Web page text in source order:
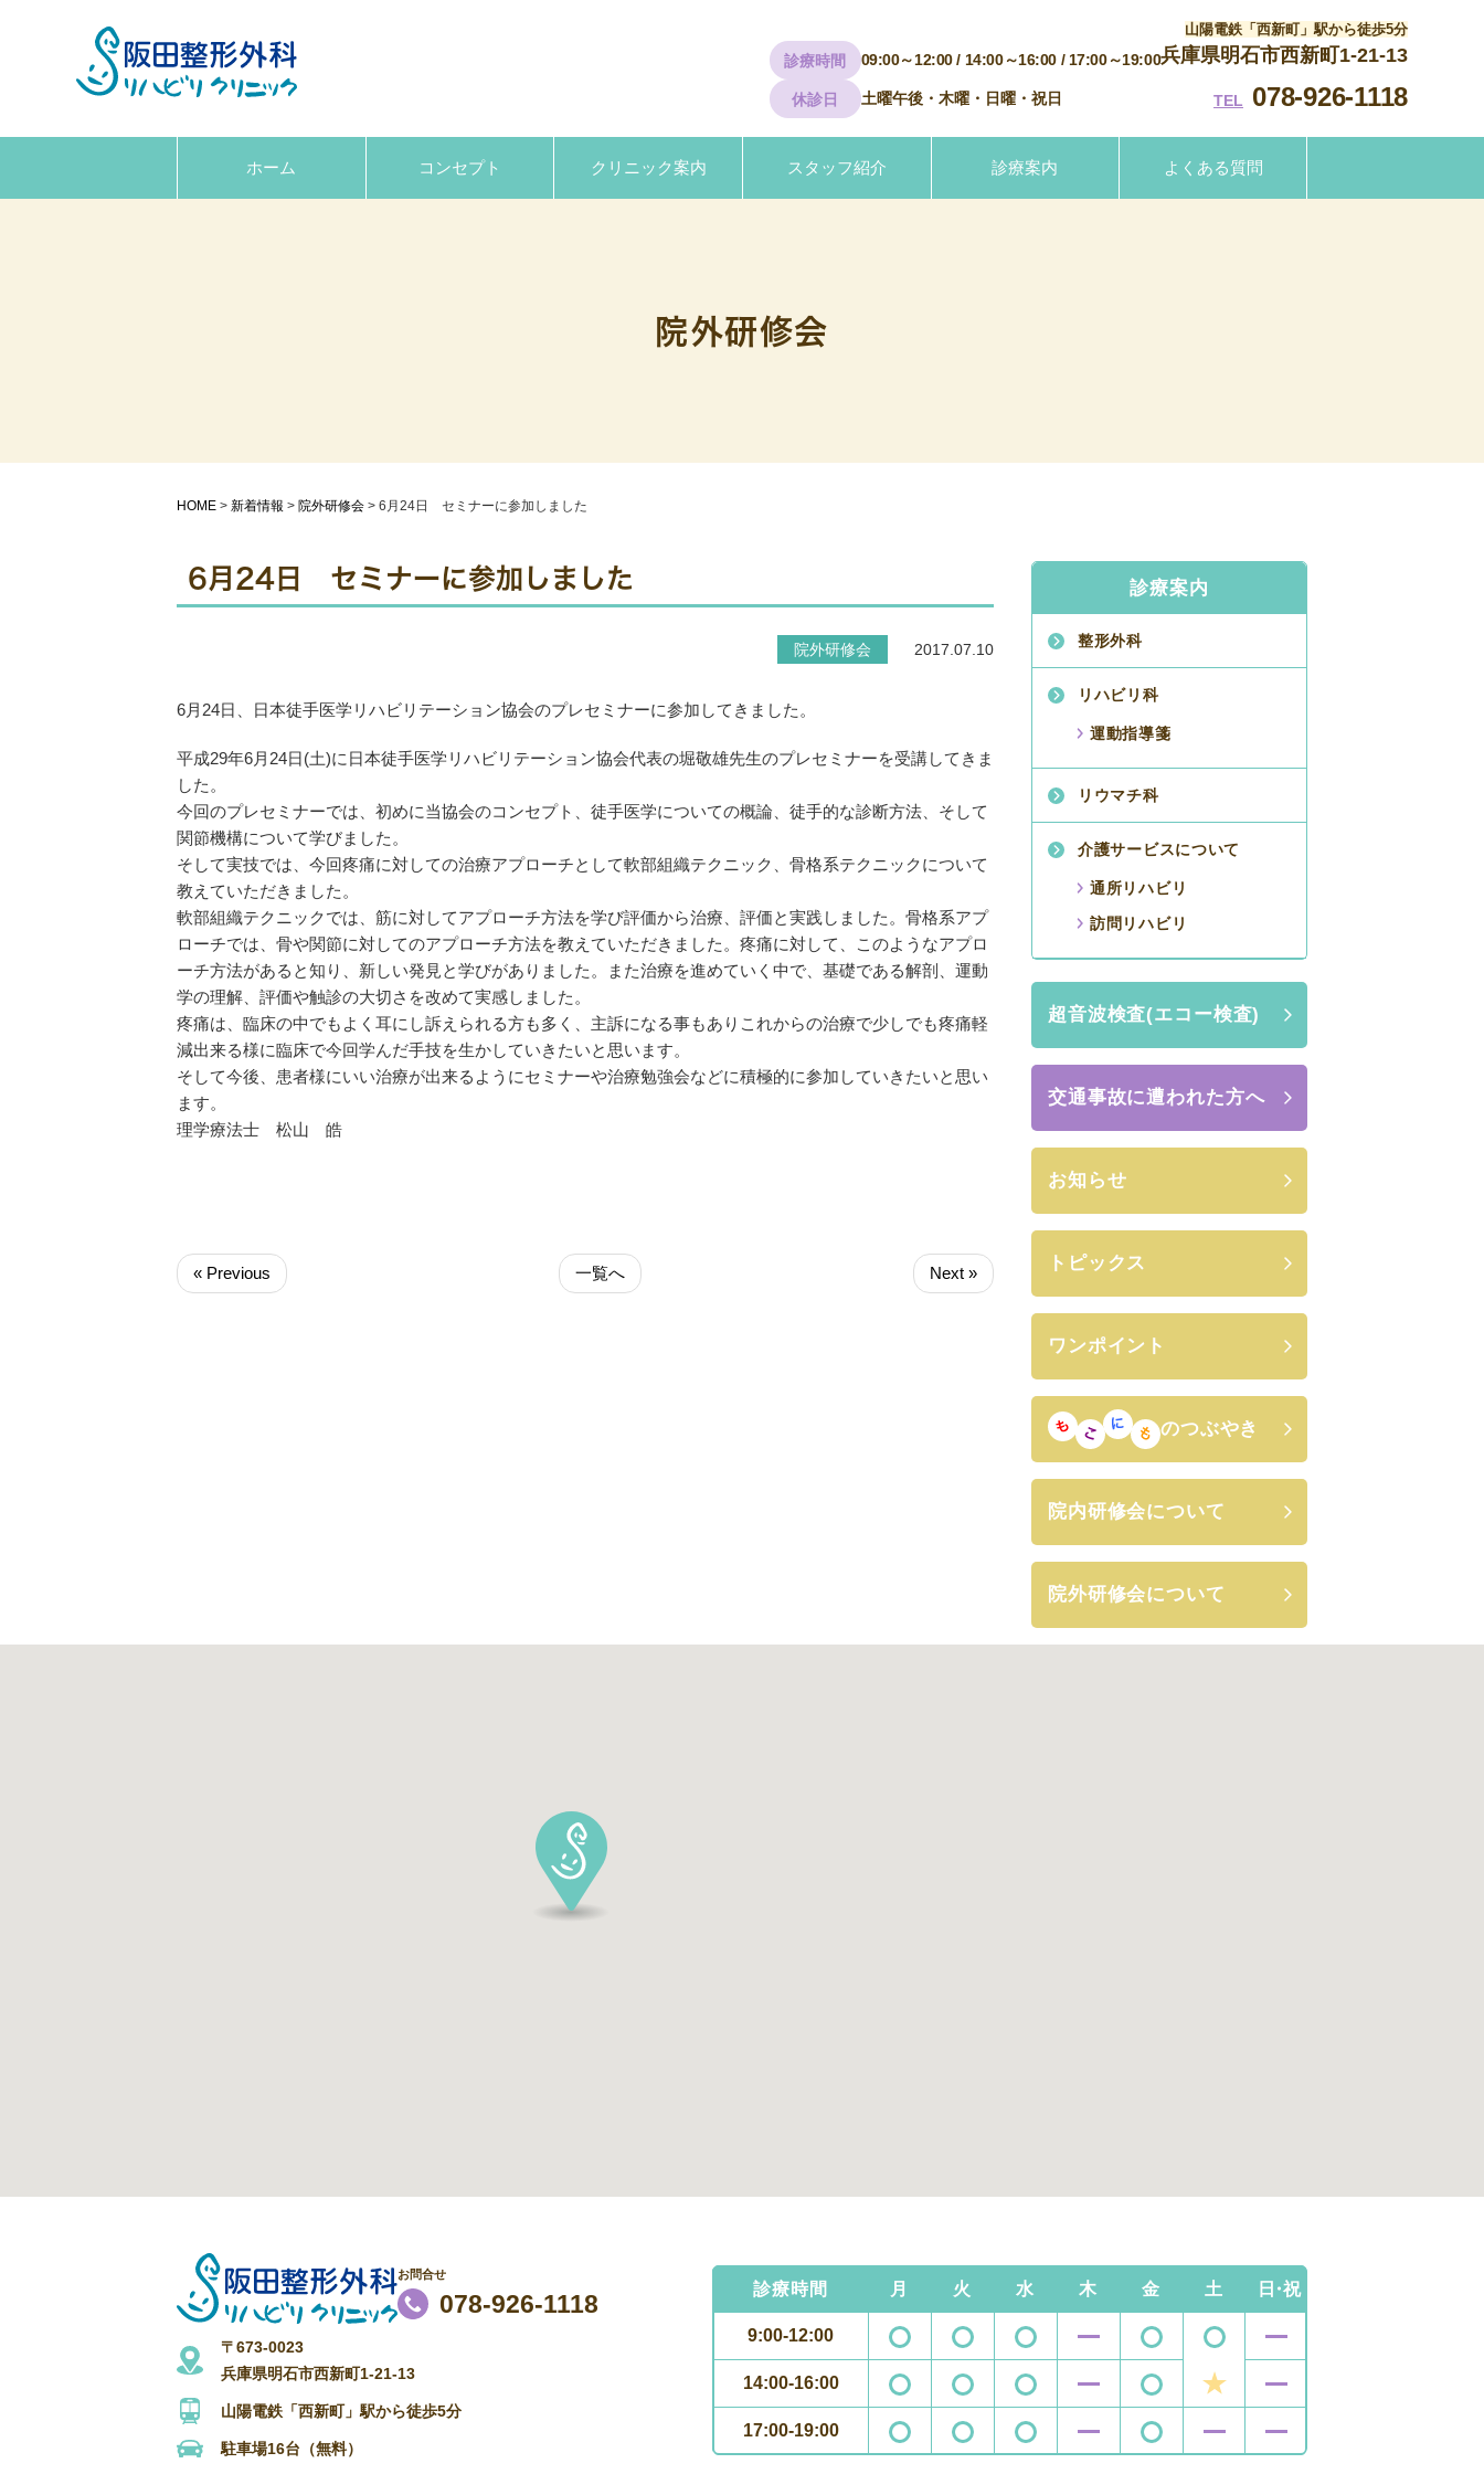
診療時間 09:00～12:00 / 14:00～16:00 / 17:00～19:00
休診日 土曜午後・木曜・日曜・祝日
山陽電鉄「西新町」駅から徒歩5分
兵庫県明石市西新町1-21-13
TEL 078-926-1118
ホーム コンセプト クリニック案内 スタッフ紹介 診療案内 よくある質問
院外研修会
HOME > 新着情報 > 院外研修会 > 6月24日 セミナーに参加しました
6月24日 セミナーに参加しました
院外研修会 2017.07.10
6月24日、日本徒手医学リハビリテーション協会のプレセミナーに参加してきました。
平成29年6月24日(土)に日本徒手医学リハビリテーション協会代表の堀敬雄先生のプレセミナーを受講してきま
した。
今回のプレセミナーでは、初めに当協会のコンセプト、徒手医学についての概論、徒手的な診断方法、そして
関節機構について学びました。
そして実技では、今回疼痛に対しての治療アプローチとして軟部組織テクニック、骨格系テクニックについて
教えていただきました。
軟部組織テクニックでは、筋に対してアプローチ方法を学び評価から治療、評価と実践しました。骨格系アプ
ローチでは、骨や関節に対してのアプローチ方法を教えていただきました。疼痛に対して、このようなアプロ
ーチ方法があると知り、新しい発見と学びがありました。また治療を進めていく中で、基礎である解剖、運動
学の理解、評価や触診の大切さを改めて実感しました。
疼痛は、臨床の中でもよく耳にし訴えられる方も多く、主訴になる事もありこれからの治療で少しでも疼痛軽
減出来る様に臨床で今回学んだ手技を生かしていきたいと思います。
そして今後、患者様にいい治療が出来るようにセミナーや治療勉強会などに積極的に参加していきたいと思い
ます。
理学療法士 松山 皓
« Previous 一覧へ Next »
診療案内
整形外科
リハビリ科
運動指導箋
リウマチ科
介護サービスについて
通所リハビリ
訪問リハビリ
超音波検査(エコー検査)
交通事故に遭われた方へ
お知らせ
トピックス
ワンポイント
のつぶやき
院内研修会について
院外研修会について
お問合せ
078-926-1118
〒673-0023
兵庫県明石市西新町1-21-13
山陽電鉄「西新町」駅から徒歩5分
駐車場16台（無料）
診療時間 月 火 水 木 金 土 日・祝
9:00-12:00
14:00-16:00
17:00-19:00